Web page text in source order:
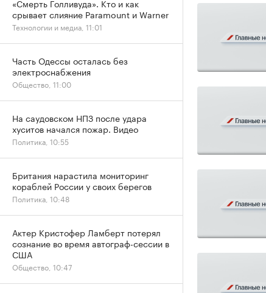
«Смерть Голливуда». Кто и как
срывает слияние Paramount и Warner
Технологии и медиа, 11:01
Часть Одессы осталась без
электроснабжения
Общество, 11:00
На саудовском НПЗ после удара
хуситов начался пожар. Видео
Политика, 10:55
Британия нарастила мониторинг
кораблей России у своих берегов
Политика, 10:48
Актер Кристофер Ламберт потерял
сознание во время автограф-сессии в
США
Общество, 10:47